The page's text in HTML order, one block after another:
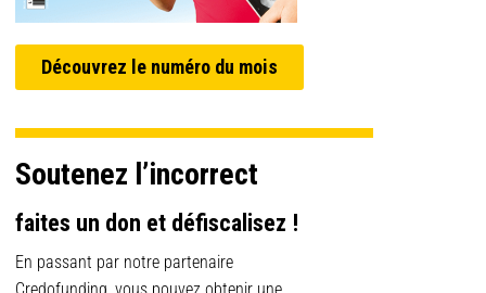
Découvrez le numéro du mois
Soutenez l’incorrect
faites un don et défiscalisez !
En passant par notre partenaire